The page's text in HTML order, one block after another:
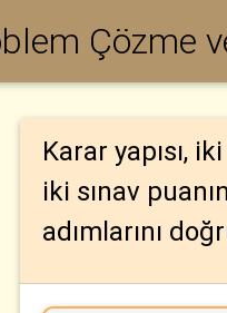
Çözme
Karar yapısı,
iki sınav
adımlarını